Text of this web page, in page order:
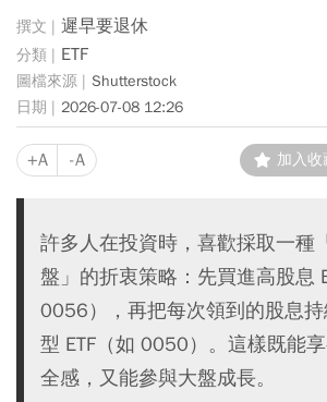
遲早要退休
ETF
Shutterstock
2026-07-08 12:26
+A -A 加入收
許多人在投資時，喜歡採取一種
盤」的折衷策略：先買進高股息
0056），再把每次領到的股息
型 ETF（如 0050）。這樣既能
全感，又能參與大盤成長。